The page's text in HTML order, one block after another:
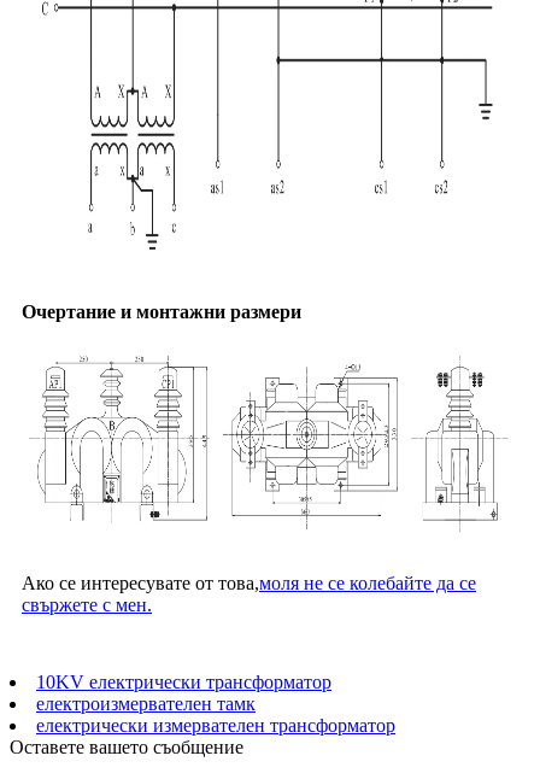
Очертание и монтажни размери
Ако се интересувате от това,моля не се колебайте да се
свържете с мен.
10KV електрически трансформатор
електроизмервателен тамк
електрически измервателен трансформатор
Оставете вашето съобщение